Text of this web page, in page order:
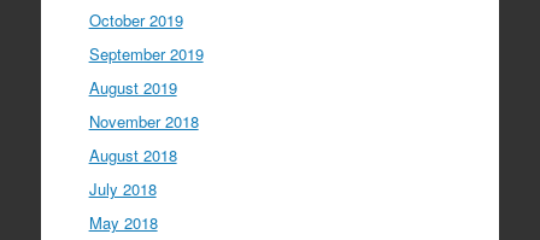
October 2019
September 2019
August 2019
November 2018
August 2018
July 2018
May 2018